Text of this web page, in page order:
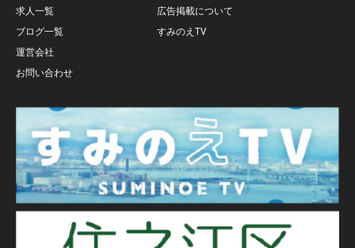
求人一覧
広告掲載について
ブログ一覧
すみのえTV
運営会社
お問い合わせ